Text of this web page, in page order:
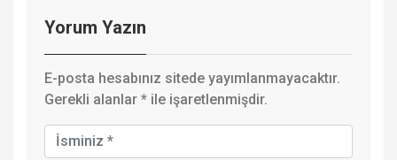
Yorum Yazın
E-posta hesabınız sitede yayımlanmayacaktır.
Gerekli alanlar * ile işaretlenmişdir.